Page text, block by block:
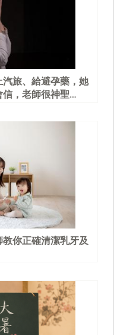
旅、給避孕藥，她
信，老師很神聖…
你正確清潔乳牙及